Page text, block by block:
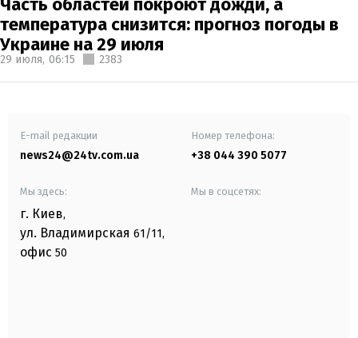
температура снизится: прогноз погоды в
Украине на 29 июля
29 июля, 06:15 2383
E-mail редакции
news24@24tv.com.ua
Номер телефона:
+38 044 390 5077
Мы здесь:
г. Киев,
ул. Владимирская 61/11,
офис 50
Мы в соцсетях: